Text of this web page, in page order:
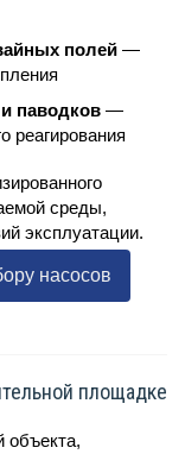
полей—
паводков—
реагирования
среды,
эксплуатации.
насосов
площадке
объекта,